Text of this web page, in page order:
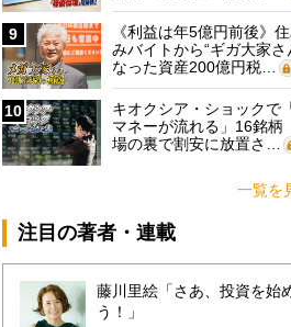
9
《利益は年5億円前後》
みバイトから“ギガ大家さ
なった資産200億円税…
10
キオクシア・ショックで
マネーが流れる」16銘
場の裏で割安に放置さ…
一覧を
注目の著者・連載
藤川里絵「さあ、投資を始
う！」